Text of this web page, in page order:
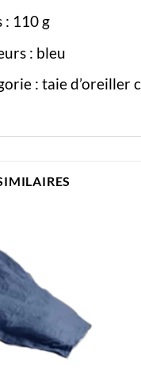
: 110 g
: bleu
: taie d’oreiller